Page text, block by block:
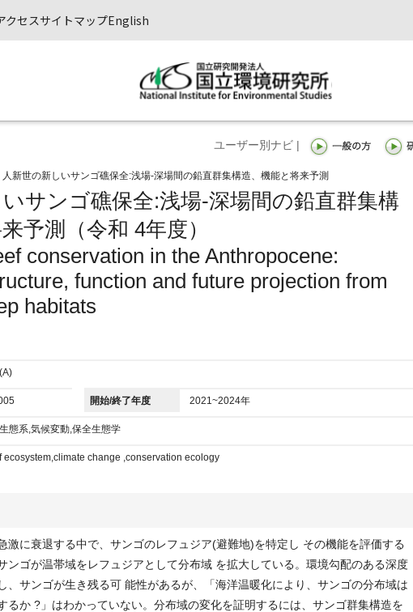
クセスサイトマップEnglish
ユーザー別ナビ |
人新世の新しいサンゴ礁保全:浅場-深場間の鉛直群集構造、機能と将来予測
サンゴ礁保全:浅場-深場間の鉛直群集構
予測（令和 4年度）
conservation in the Anthropocene:
function and future projection from
habitats
開始/終了年度 2021~2024年
態系,気候変動,保全生態学
ecosystem,climate change ,conservation ecology
激に衰退する中で、サンゴのレフュジア(避難地)を特定し その機能を評価する
ンゴが温帯域をレフュジアとして分布域 を拡大している。環境勾配のある深度
、サンゴが生き残る可 能性があるが、「海洋温暖化により、サンゴの分布域は
るか ?」はわかっていない。分布域の変化を証明するには、サンゴ群集構造を